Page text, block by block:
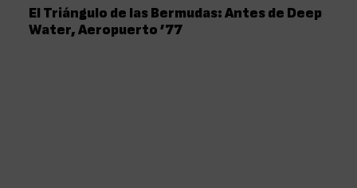
El Triángulo de las Bermudas: Antes de Deep
Water, Aeropuerto ’77